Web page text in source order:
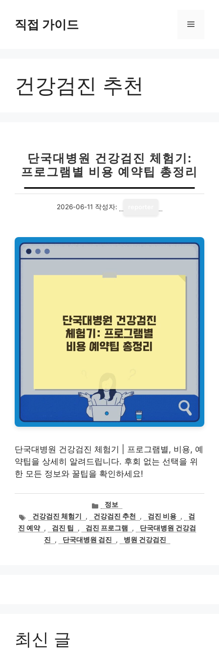
직접 가이드 메
건강검진 추천
단국대병원 건강검진 체험기:
프로그램별 비용 예약팁 총정리
2026-06-11 작성자:
단국대병원 건강검진 체험기 | 프로그램별, 비용, 예
약팁을 상세히 알려드립니다. 후회 없는 선택을 위
한 모든 정보와 꿀팁을 확인하세요!
카
테
고
리
정보
태
그
건강검진 체험기 , 건강검진 추천 , 검진 비용 ,
검
진 예약 , 검진 팁 , 검진 프로그램 ,
단국대병원 건강검
진
, 단국대병원 검진 , 병원 건강검진
최신 글